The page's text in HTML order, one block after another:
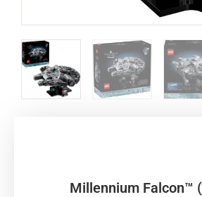
Millennium Falcon™